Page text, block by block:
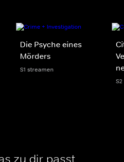
Die Psyche eines
Mörders
S1 streamen
zu dir passt